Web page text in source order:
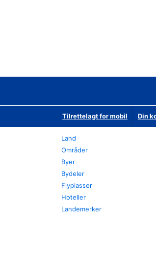
Tilrettelagt for mobil Din
Land
Områder
Byer
Bydeler
Flyplasser
Hoteller
Landemerker